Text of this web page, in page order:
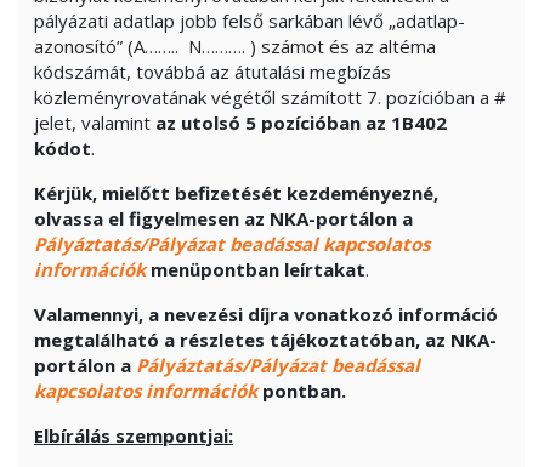
pályázati adatlap jobb felső sarkában lévő „adatlap-
azonosító” (A…….. N………. ) számot és az altéma
kódszámát, továbbá az átutalási megbízás
közleményrovatának végétől számított 7. pozícióban a #
jelet, valamint az utolsó 5 pozícióban az 1B402
kódot.
Kérjük, mielőtt befizetését kezdeményezné,
olvassa el figyelmesen az NKA-portálon a
Pályáztatás/Pályázat beadással kapcsolatos
információk menüpontban leírtakat.
Valamennyi, a nevezési díjra vonatkozó információ
megtalálható a részletes tájékoztatóban, az NKA-
portálon a Pályáztatás/Pályázat beadással
kapcsolatos információkpontban.
Elbírálás szempontjai: